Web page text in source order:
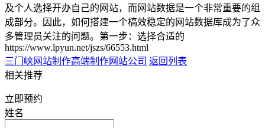
及个人选择开办自己的网站，而网站数据是一个非常重要的组
成部分。因此，如何搭建一个槁效稳定的网站数据库成为了众
多管理员关注的问题。第一步：选择合适的
https://www.lpyun.net/jszs/66553.html
三门峡网站制作高端制作网站公司 返回列表
相关推荐
立即预约
姓名